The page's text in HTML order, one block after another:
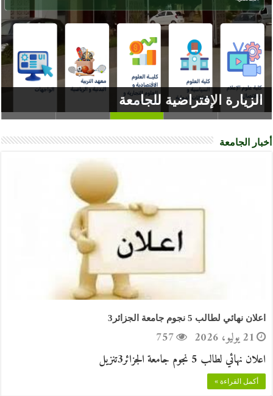
الزيارة الإفتراضية للجامعة
منصـــة بحـــث
أخبار الجامعة
اعلان نهائي لطالب 5 نجوم جامعة الجزائر3
21 يوليو، 2026
757
اعلان نهائي لطالب 5 نجوم جامعة الجزائر3تنزيل
أكمل القراءة »